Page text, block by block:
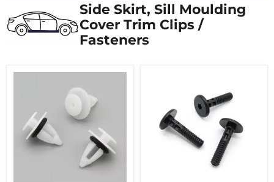
Side Skirt, Sill Moulding
Cover Trim Clips /
Fasteners